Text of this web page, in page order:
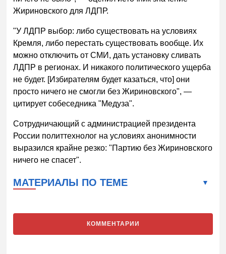
Жириновского для ЛДПР.
"У ЛДПР выбор: либо существовать на условиях
Кремля, либо перестать существовать вообще. Их
можно отключить от СМИ, дать установку сливать
ЛДПР в регионах. И никакого политического ущерба
не будет. [Избирателям будет казаться, что] они
просто ничего не смогли без Жириновского", —
цитирует собеседника "Медуза".
Сотрудничающий с администрацией президента
России политтехнолог на условиях анонимности
выразился крайне резко: "Партию без Жириновского
ничего не спасет".
МАТЕРИАЛЫ ПО ТЕМЕ
КОММЕНТАРИИ